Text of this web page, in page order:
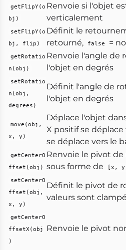
getFlipY(o
bj)
Renvoie si l'objet
verticalement
setFlipY(o
bj, flip)
Définit le
retourné,
false =
getRotatio
n(obj)
Renvoie l'angle de
l'objet en degrés
setRotatio
n(obj,
degrees)
Définit l'angle de
l'objet en degrés
move(obj,
x, y)
Déplace l'objet
X positif se déplace
se déplace vers le
getCenterO
ffset(obj)
Renvoie le pivot
sous forme de
[x,
setCenterO
ffset(obj,
x, y)
Définit le pivot de
valeurs sont
getCenterO
ffsetX(obj
)
Renvoie le pivot